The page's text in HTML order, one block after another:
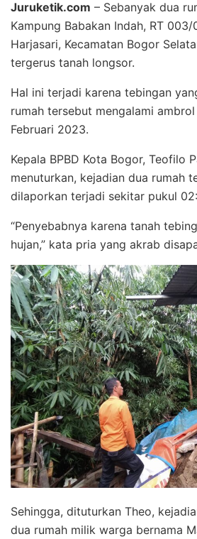
Juruketik.com – Sebanyak dua
Kampung Babakan Indah, RT 003/
Harjasari, Kecamatan Bogor
tergerus tanah longsor.
Hal ini terjadi karena tebingan
rumah tersebut mengalami
Februari 2023.
Kepala BPBD Kota Bogor, Teofilo
menuturkan, kejadian dua rumah
dilaporkan terjadi sekitar pukul
“Penyebabnya karena tanah
hujan,” kata pria yang akrab
Sehingga, dituturkan Theo,
dua rumah milik warga bernama